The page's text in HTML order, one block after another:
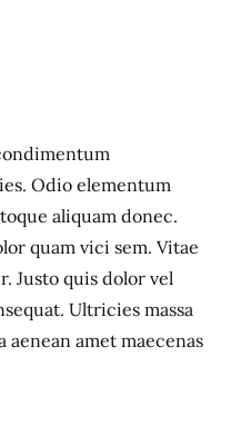
Odio elementum
aliquam donec.
quam vici sem. Vitae
Justo quis dolor vel
Ultricies massa
amet maecenas